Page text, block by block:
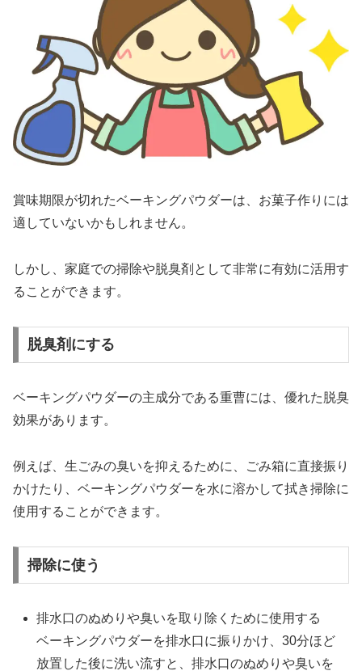
賞味期限が切れたベーキングパウダーは、お菓子作りには
適していないかもしれません。
しかし、家庭での掃除や脱臭剤として非常に有効に活用す
ることができます。
脱臭剤にする
ベーキングパウダーの主成分である重曹には、優れた脱臭
効果があります。
例えば、生ごみの臭いを抑えるために、ごみ箱に直接振り
かけたり、ベーキングパウダーを水に溶かして拭き掃除に
使用することができます。
掃除に使う
排水口のぬめりや臭いを取り除くために使用する
ベーキングパウダーを排水口に振りかけ、30分ほど
放置した後に洗い流すと、排水口のぬめりや臭いを